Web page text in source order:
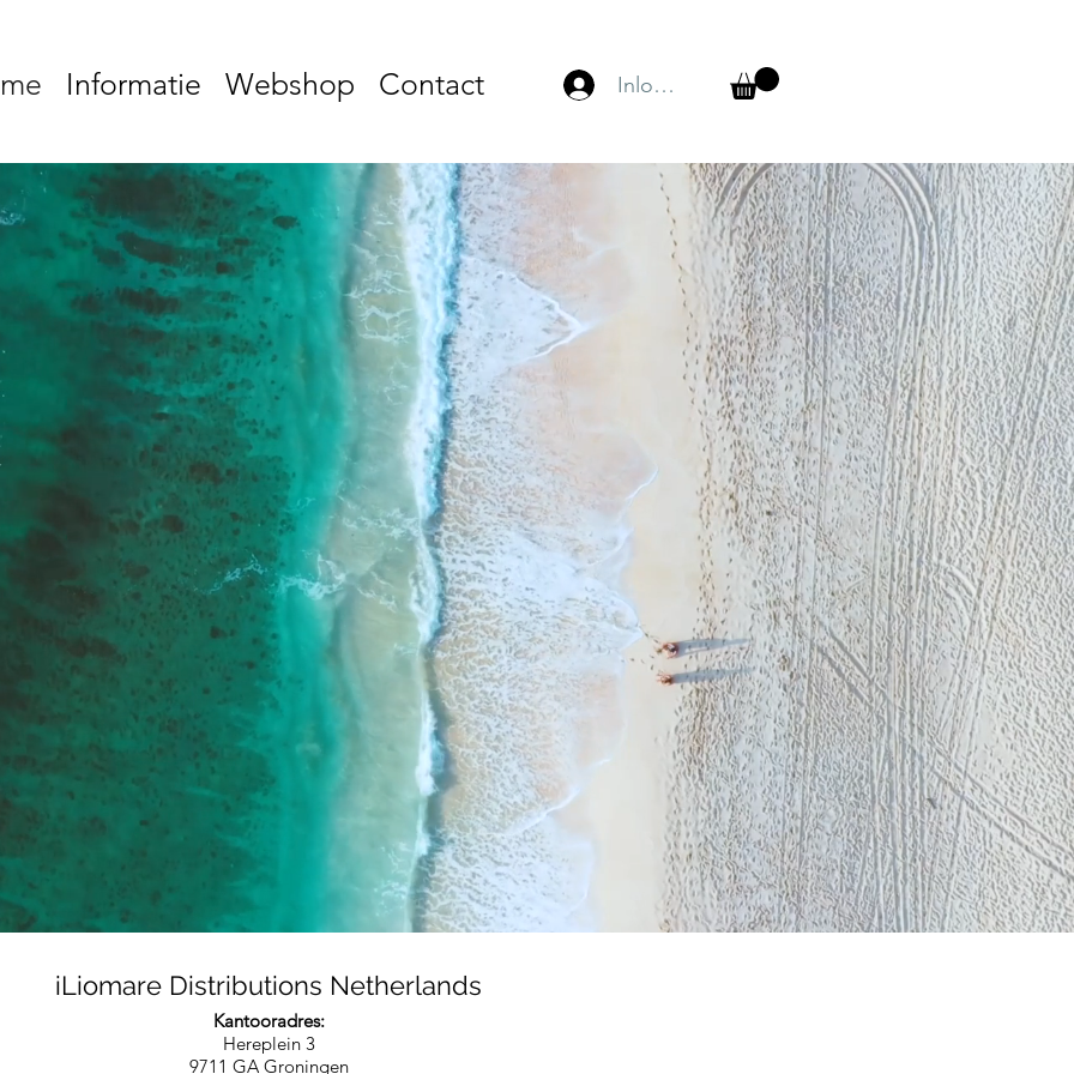
Informatie Webshop Contact Inloggen
Welkom bij iLiomare
Klik om verder te gaan
iLiomare Distributions Netherlands
Kantooradres:
Hereplein 3
9711 GA Groningen